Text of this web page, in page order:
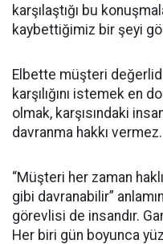
karşılaştığı bu
kaybettiğimiz bir şeyi
Elbette müşteri
karşılığını istemek en
olmak, karşısındaki
davranma hakkı vermez.
“Müşteri her zaman
gibi davranabilir”
görevlisi de insandır.
Her biri gün boyunca